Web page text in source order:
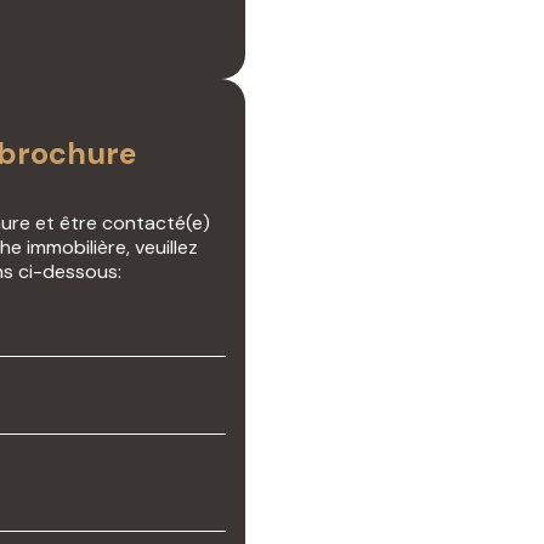
et être contacté(e)
immobilière, veuillez
ci-dessous: